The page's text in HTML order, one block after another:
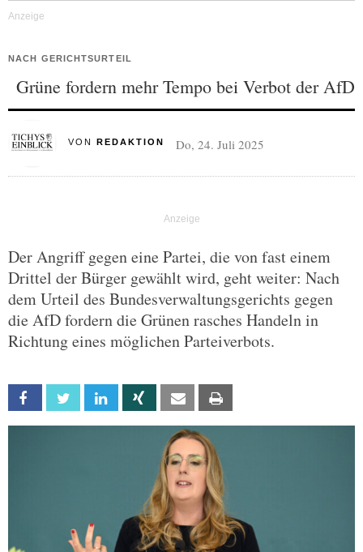
NACH GERICHTSURTEIL
Grüne fordern mehr Tempo bei Verbot der AfD
VON REDAKTION Do, 24. Juli 2025
Der Angriff gegen eine Partei, die von fast einem
Drittel der Bürger gewählt wird, geht weiter: Nach
dem Urteil des Bundesverwaltungsgerichts gegen
die AfD fordern die Grünen rasches Handeln in
Richtung eines möglichen Parteiverbots.
Facebook Twitter Linkedin Xing Email